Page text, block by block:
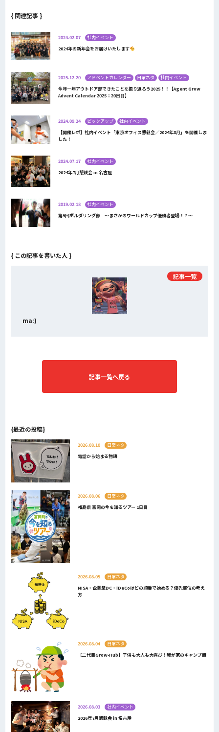
{ 関連記事 }
2024.02.07
社内イベント
2024年の新年会をお届けいたします
2025.12.20 アドベントカレンダー 日常ネタ
社内イベント
今年一年アウトドア部できたことを振り返ろう2025！！【Agent Grow
Advent Calendar 2025：20日目】
2024.09.24 ピックアップ
社内イベント
【開催レポ】社内イベント「東京オフィス懇親会／2024年8月」を開催しま
した！
2024.07.17
社内イベント
2024年7月懇親会 in 名古屋
2019.02.18
社内イベント
第9回ボルダリング部 ～まさかのワールドカップ優勝者登場！？～
{ この記事を書いた人 }
ma:)
記事一覧
記事一覧へ戻る
{最近の投稿}
2026.08.10
日常ネタ
電話から始まる物語
2026.08.06
日常ネタ
福島県 富岡の今を知るツアー 1日目
2026.08.05
日常ネタ
NISA・企業型DC・iDeCoはどの順番で始める？優先順位の考え
方
2026.08.04
日常ネタ
【二代目Grow-Hub】子供も大人も大喜び！我が家のキャンプ飯
2026.08.03
社内イベント
2026年7月懇親会 in 名古屋